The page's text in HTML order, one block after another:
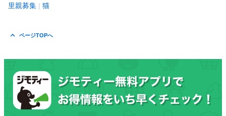
里親募集 猫
ページTOPへ